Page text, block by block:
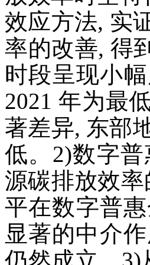
效应方法, 实
率的改善, 得
时段呈现小
2021 年为最
著差异, 东部
低。2)数字
源碳排放效
平在数字普
显著的中介